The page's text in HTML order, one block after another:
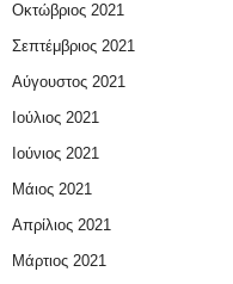
Οκτώβριος 2021
Σεπτέμβριος 2021
Αύγουστος 2021
Ιούλιος 2021
Ιούνιος 2021
Μάιος 2021
Απρίλιος 2021
Μάρτιος 2021